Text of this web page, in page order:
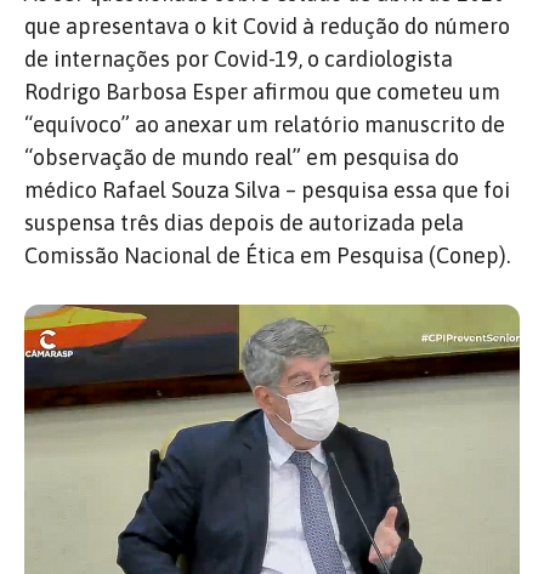
que apresentava o kit Covid à redução do número
de internações por Covid-19, o cardiologista
Rodrigo Barbosa Esper afirmou que cometeu um
“equívoco” ao anexar um relatório manuscrito de
“observação de mundo real” em pesquisa do
médico Rafael Souza Silva – pesquisa essa que foi
suspensa três dias depois de autorizada pela
Comissão Nacional de Ética em Pesquisa (Conep).